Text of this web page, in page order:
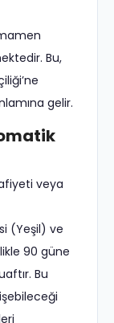
Bu,
gelir.
veya
(Yeşil) ve
90 güne
Bu